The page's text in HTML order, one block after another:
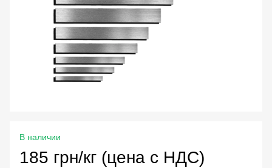
В наличии
185 грн/кг (цена с НДС)